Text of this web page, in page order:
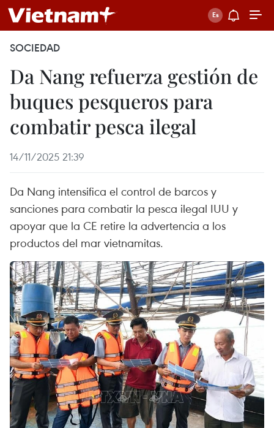
SOCIEDAD
Da Nang refuerza gestión de
buques pesqueros para
combatir pesca ilegal
14/11/2025 21:39
Da Nang intensifica el control de barcos y
sanciones para combatir la pesca ilegal IUU y
apoyar que la CE retire la advertencia a los
productos del mar vietnamitas.